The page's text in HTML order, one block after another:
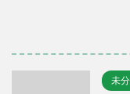
未